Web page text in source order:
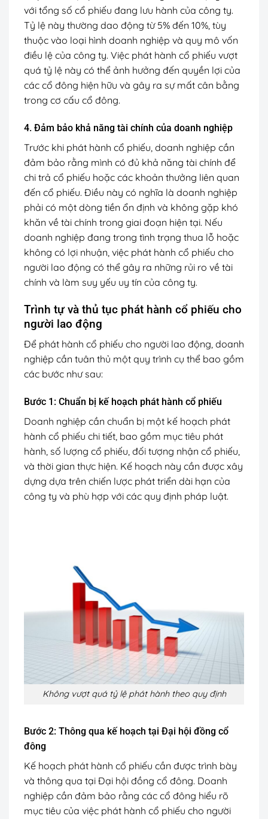
với tổng số cổ phiếu đang lưu hành của công ty.
Tỷ lệ này thường dao động từ 5% đến 10%, tùy
thuộc vào loại hình doanh nghiệp và quy mô vốn
điều lệ của công ty. Việc phát hành cổ phiếu vượt
quá tỷ lệ này có thể ảnh hưởng đến quyền lợi của
các cổ đông hiện hữu và gây ra sự mất cân bằng
trong cơ cấu cổ đông.
4. Đảm bảo khả năng tài chính của doanh nghiệp
Trước khi phát hành cổ phiếu, doanh nghiệp cần
đảm bảo rằng mình có đủ khả năng tài chính để
chi trả cổ phiếu hoặc các khoản thưởng liên quan
đến cổ phiếu. Điều này có nghĩa là doanh nghiệp
phải có một dòng tiền ổn định và không gặp khó
khăn về tài chính trong giai đoạn hiện tại. Nếu
doanh nghiệp đang trong tình trạng thua lỗ hoặc
không có lợi nhuận, việc phát hành cổ phiếu cho
người lao động có thể gây ra những rủi ro về tài
chính và làm suy yếu uy tín của công ty.
Trình tự và thủ tục phát hành cổ phiếu cho
người lao động
Để phát hành cổ phiếu cho người lao động, doanh
nghiệp cần tuân thủ một quy trình cụ thể bao gồm
các bước như sau:
Bước 1: Chuẩn bị kế hoạch phát hành cổ phiếu
Doanh nghiệp cần chuẩn bị một kế hoạch phát
hành cổ phiếu chi tiết, bao gồm mục tiêu phát
hành, số lượng cổ phiếu, đối tượng nhận cổ phiếu,
và thời gian thực hiện. Kế hoạch này cần được xây
dựng dựa trên chiến lược phát triển dài hạn của
công ty và phù hợp với các quy định pháp luật.
Không vượt quá tỷ lệ phát hành theo quy định
Bước 2: Thông qua kế hoạch tại Đại hội đồng cổ
đông
Kế hoạch phát hành cổ phiếu cần được trình bày
và thông qua tại Đại hội đồng cổ đông. Doanh
nghiệp cần đảm bảo rằng các cổ đông hiểu rõ
mục tiêu của việc phát hành cổ phiếu cho người